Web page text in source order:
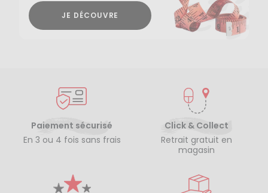
JE DÉCOUVRE
Paiement sécurisé
En 3 ou 4 fois sans frais
Click & Collect
Retrait gratuit en
magasin